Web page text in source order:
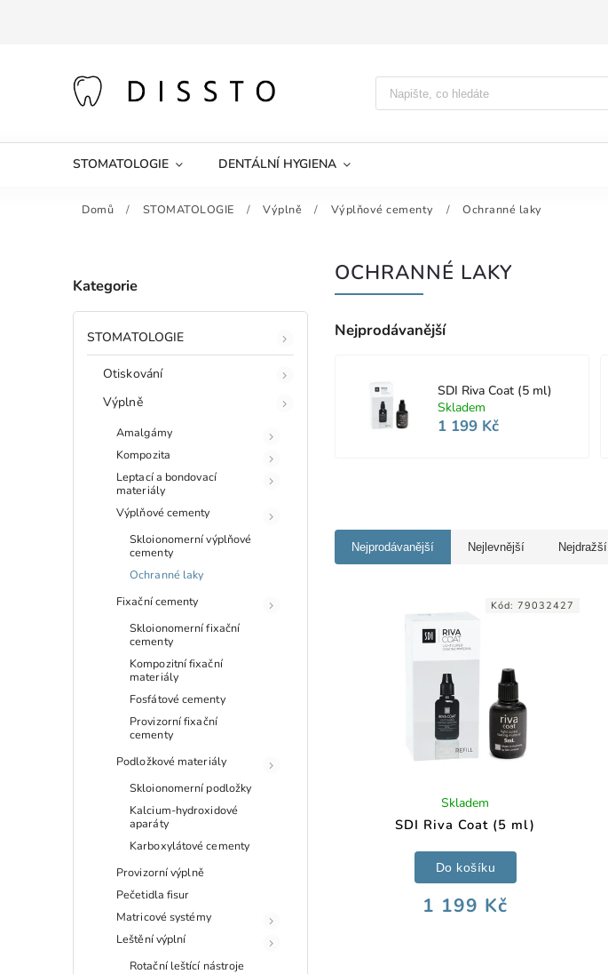
STOMATOLOGIE DENTÁLNÍ HYGIENA
Domů / STOMATOLOGIE / Výplně / Výplňové cementy / Ochranné laky
Kategorie
STOMATOLOGIE
Otiskování
Výplně
Amalgámy
Kompozita
Leptací a bondovací
materiály
Výplňové cementy
Skloionomerní výplňové
cementy
Ochranné laky
Fixační cementy
Skloionomerní fixační
cementy
Kompozitní fixační
materiály
Fosfátové cementy
Provizorní fixační
cementy
Podložkové materiály
Skloionomerní podložky
Kalcium-hydroxidové
aparáty
Karboxylátové cementy
Provizorní výplně
Pečetidla fisur
Matricové systémy
Leštění výplní
Rotační leštící nástroje
OCHRANNÉ LAKY
Nejprodávanější
SDI Riva Coat (5 ml)
Skladem
1 199 Kč
Nejprodávanější Nejlevnější Nejdražší
SDI Riva Coat (5 ml)
Skladem
1 199 Kč
Do košíku
Kód:79032427